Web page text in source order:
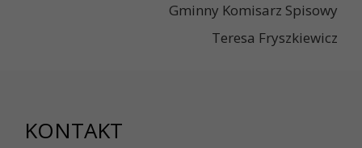
Gminny Komisarz Spisowy
Teresa Fryszkiewicz
KONTAKT